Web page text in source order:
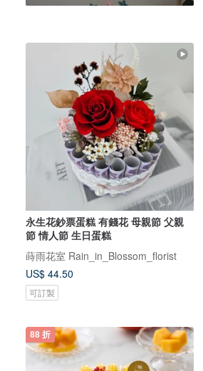
永生花鈔票蛋糕 有錢花 母親節 父親
節 情人節 生日蛋糕
蒔雨花室 Rain_in_Blossom_florist
US$ 44.50
可訂製
88 折